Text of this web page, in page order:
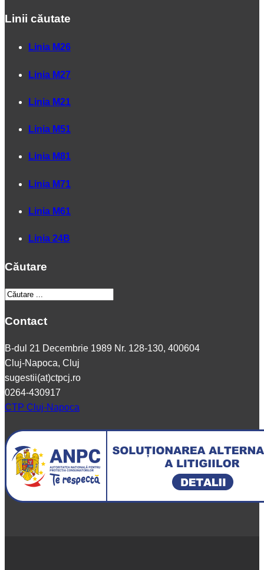
Linii căutate
Linia M26
Linia M27
Linia M21
Linia M51
Linia M81
Linia M71
Linia M61
Linia 24B
Căutare
Contact
B-dul 21 Decembrie 1989 Nr. 128-130, 400604
Cluj-Napoca, Cluj
sugestii(at)ctpcj.ro
0264-430917
CTP Cluj-Napoca